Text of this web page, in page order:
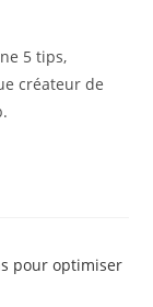
5 tips,
créateur de